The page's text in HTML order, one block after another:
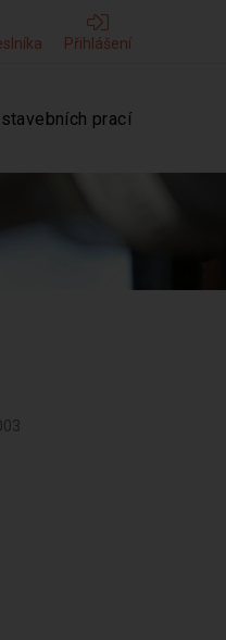
Přihlášení
prací